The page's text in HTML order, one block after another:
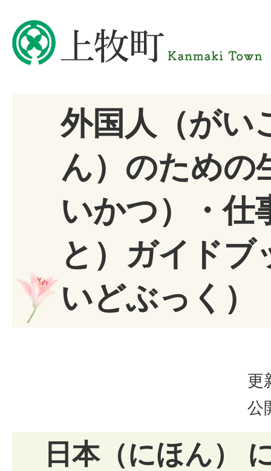
外国人（がい
ん）のための
いかつ）・仕
と）ガイドブ
いどぶっく）
更
公
日本（にほん）